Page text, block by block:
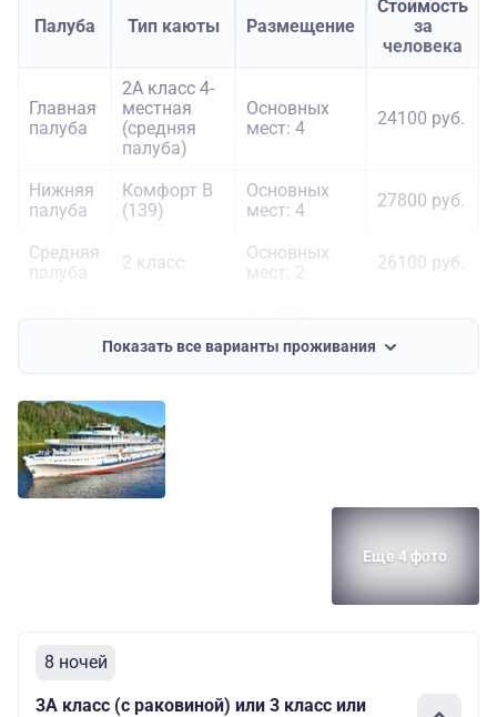
Палуба Тип каюты Размещение
Стоимость
за
человека
Главная
палуба
2А класс 4-
местная
(средняя
палуба)
Основных
мест: 4
24100 руб.
Нижняя
палуба
Комфорт В
(139)
Основных
мест: 4
27800 руб.
Средняя
палуба
2 класс
Основных
мест: 2
26100 руб.
палуба
местная
Средняя
палуба
1А класс 2-
местная
Показать все варианты проживания
Еще 4 фото
8 ночей
3А класс (с раковиной) или 3 класс или